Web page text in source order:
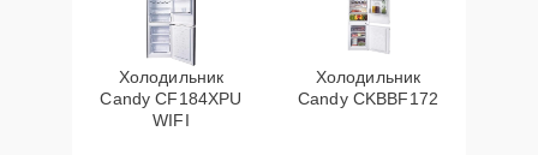
Холодильник
Candy CF184XPU
WIFI
Холодильник
Candy CKBBF172